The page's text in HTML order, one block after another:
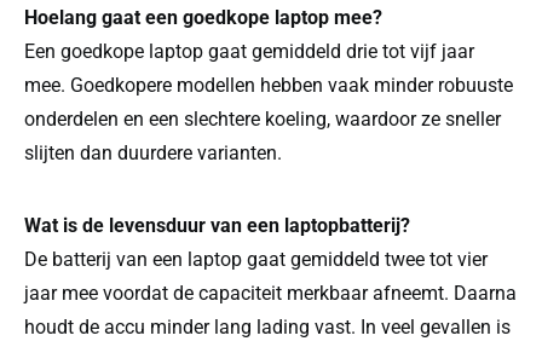
Hoelang gaat een goedkope laptop mee?
Een goedkope laptop gaat gemiddeld drie tot vijf jaar
mee. Goedkopere modellen hebben vaak minder robuuste
onderdelen en een slechtere koeling, waardoor ze sneller
slijten dan duurdere varianten.
Wat is de levensduur van een laptopbatterij?
De batterij van een laptop gaat gemiddeld twee tot vier
jaar mee voordat de capaciteit merkbaar afneemt. Daarna
houdt de accu minder lang lading vast. In veel gevallen is